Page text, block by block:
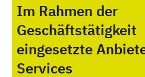
Im Rahmen der
Geschäftstätigkeit
eingesetzte
Services